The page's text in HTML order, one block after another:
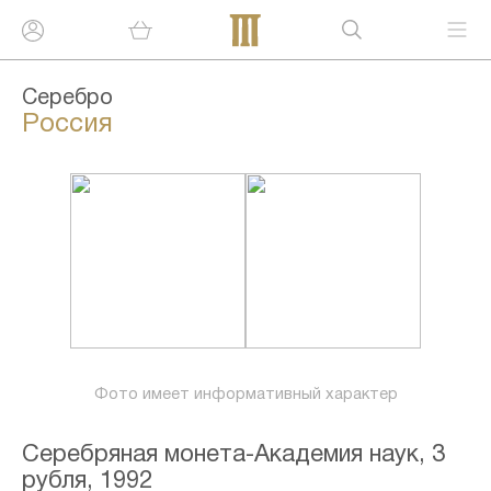
Серебро
Россия
Фото имеет информативный характер
Серебряная монета-Академия наук, 3
рубля, 1992